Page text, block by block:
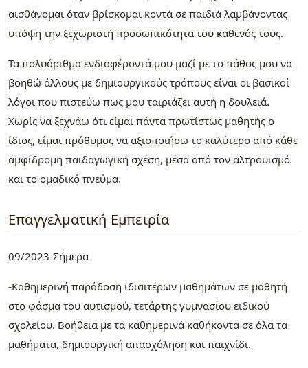
αισθάνομαι όταν βρίσκομαι κοντά σε παιδιά λαμβάνοντας
υπόψη την ξεχωριστή προσωπικότητα του καθενός τους.
Τα πολυάριθμα ενδιαφέροντά μου μαζί με το πάθος μου να
βοηθώ άλλους με δημιουργικούς τρόπους είναι οι βασικοί
λόγοι που πιστεύω πως μου ταιριάζει αυτή η δουλειά.
Χωρίς να ξεχνάω ότι είμαι πάντα πρωτίστως μαθητής ο
ίδιος, είμαι πρόθυμος να αξιοποιήσω το καλύτερο από κάθε
αμφίδρομη παιδαγωγική σχέση, μέσα από τον αλτρουισμό
και το ομαδικό πνεύμα.
Επαγγελματική Εμπειρία
09/2023-Σήμερα
-Καθημερινή παράδοση ιδιαιτέρων μαθημάτων σε μαθητή
στο φάσμα του αυτισμού, τετάρτης γυμνασίου ειδικού
σχολείου. Βοήθεια με τα καθημερινά καθήκοντα σε όλα τα
μαθήματα, δημιουργική απασχόληση και παιχνίδι.